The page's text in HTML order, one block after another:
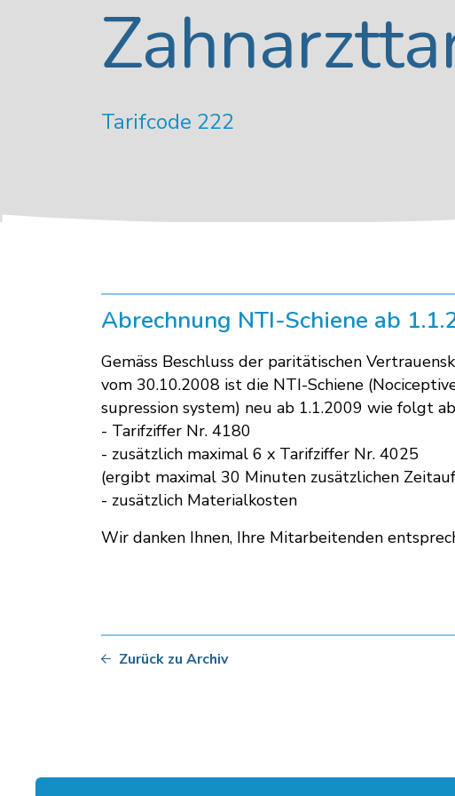
Tarifcode 222
Abrechnung NTI-Schiene ab
Gemäss Beschluss der paritätischen
vom 30.10.2008 ist die NTI-Schiene
supression system) neu ab 1.1.2009 wie folgt
- Tarifziffer Nr. 4180
- zusätzlich maximal 6 x Tarifziffer Nr. 4025
(ergibt maximal 30 Minuten zusätzlichen
- zusätzlich Materialkosten
Wir danken Ihnen, Ihre Mitarbeitenden
Zurück zu Archiv